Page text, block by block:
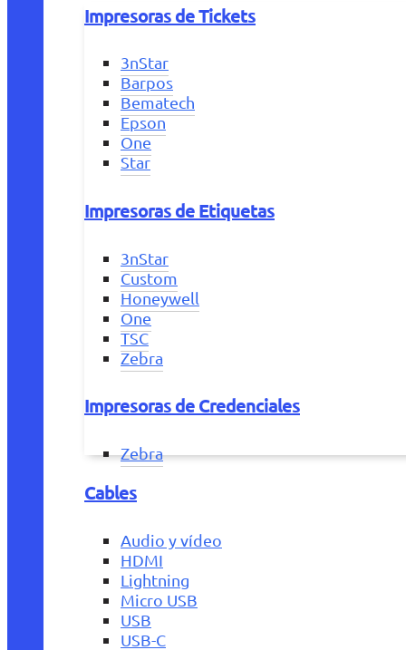
Impresoras de Tickets
3nStar
Barpos
Bematech
Epson
One
Star
Impresoras de Etiquetas
3nStar
Custom
Honeywell
One
TSC
Zebra
Impresoras de Credenciales
Zebra
Cables
Audio y vídeo
HDMI
Lightning
Micro USB
USB
USB-C